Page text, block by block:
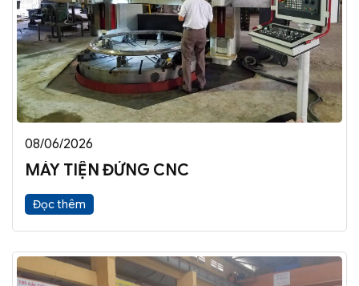
08/06/2026
MÁY TIỆN ĐỨNG CNC
Đọc thêm